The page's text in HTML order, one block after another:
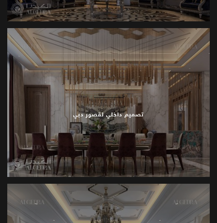
الحدائق والأفنية
تصميم حدائق القصور يشمل توزيعًا منظمًا،
ممرات،
ومساحات
خضراء تكمل الطابع المعماري
المساحات
الخارجية توازن بين الرسمية والطبيعة .
المسابح والتراسات
تصميم المسابح الفاخرة والتراسات يوفر مساحات
والاستجمام
التصاميم تدمج الجاذبية البصرية مع
لتعزيز تجربة القصر .
مراحل المشروع
المشروع يشمل جداول زمنية محددة،
ميزانيات،
تصميم داخلي لقصور دبي